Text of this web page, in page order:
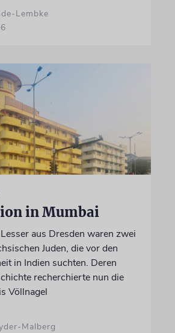
Lembke
in Mumbai
aus Dresden waren zwei
Juden, die vor den
in Indien suchten. Deren
recherchierte nun die
Völlnagel
Malberg